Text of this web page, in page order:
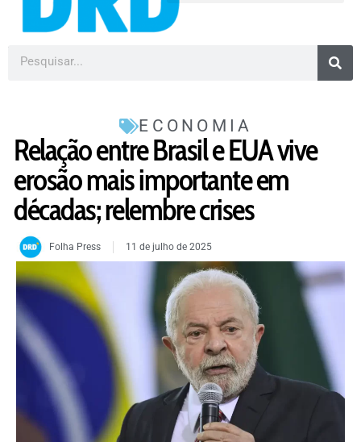
ECONOMIA
Relação entre Brasil e EUA vive
erosão mais importante em
décadas; relembre crises
Folha Press 11 de julho de 2025